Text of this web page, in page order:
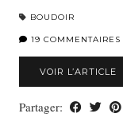
BOUDOIR
19 COMMENTAIRES
VOIR L’ARTICLE
Partager: